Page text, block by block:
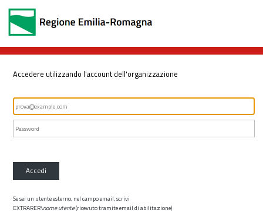
Accedere utilizzando l'account dell'organizzazione
Accedi
Se sei un utente esterno, nel campo email, scrivi
EXTRARER\nome utente(ricevuto tramite email di abilitazione)